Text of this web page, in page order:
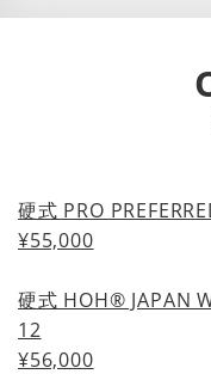
硬式 PRO
¥55,000
硬式 HOH® JAPAN
12
¥56,000